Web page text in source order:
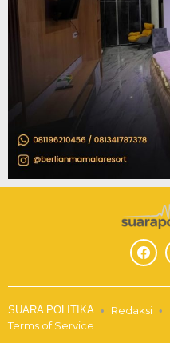
SUARA POLITIKA Redaksi
Terms of Service